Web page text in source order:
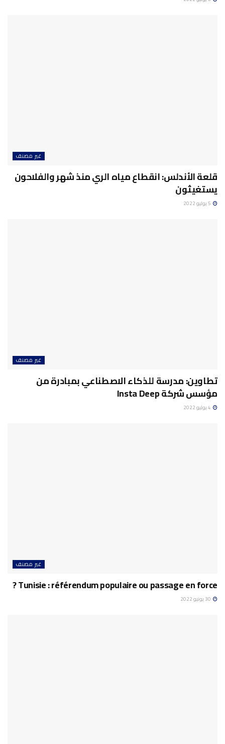
غير مصنف
قلعة الأندلس: انقطاع مياه الري منذ شهر والفلاحون
يستغيثون
غير مصنف
تطاوين: مدرسة للذكاء الاصطناعي بمبادرة من
مؤسس شركة Insta Deep
غير مصنف
Tunisie : référendum populaire ou passage en force ?